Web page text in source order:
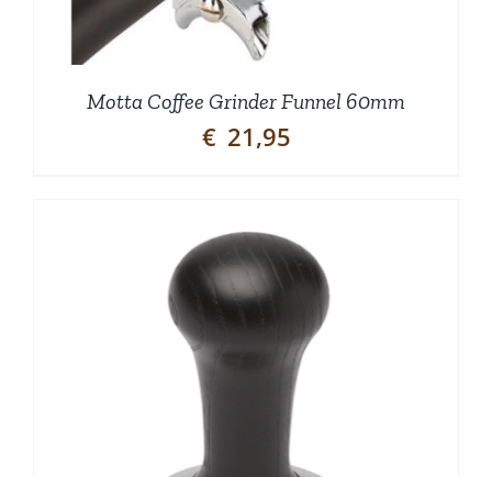
Motta Coffee Grinder Funnel 60mm
€ 21,95